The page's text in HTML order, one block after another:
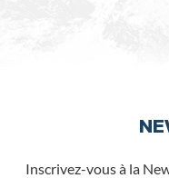
Inscrivez-vous à la